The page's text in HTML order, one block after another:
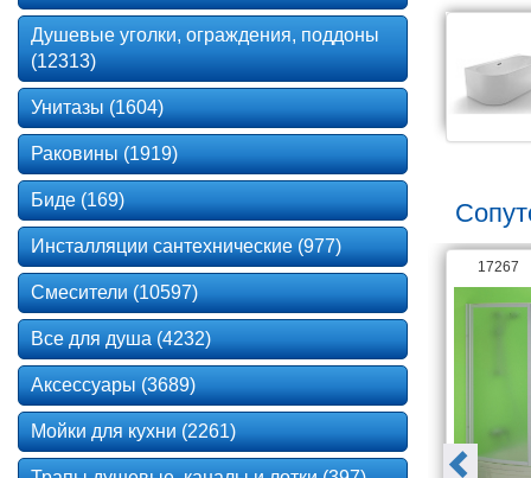
18789 17267
Душевые уголки, ограждения, поддоны
(12313)
Унитазы (1604)
Раковины (1919)
Биде (169)
Инсталляции сантехнические (977)
Смесители (10597)
Все для душа (4232)
Аксессуары (3689)
Мойки для кухни (2261)